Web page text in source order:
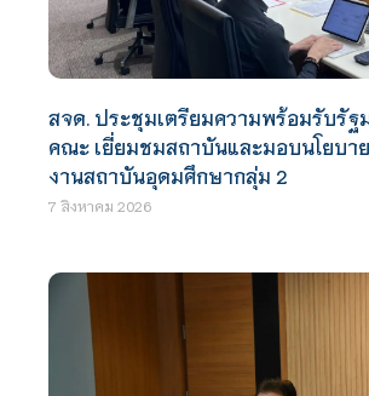
สจด. ประชุมเตรียมความพร้อมรับรัฐ
คณะ เยี่ยมชมสถาบันและมอบนโยบา
งานสถาบันอุดมศึกษากลุ่ม 2
7 สิงหาคม 2026